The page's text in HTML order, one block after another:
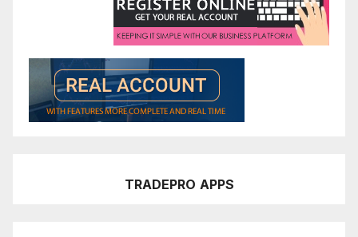
TRADEPRO APPS